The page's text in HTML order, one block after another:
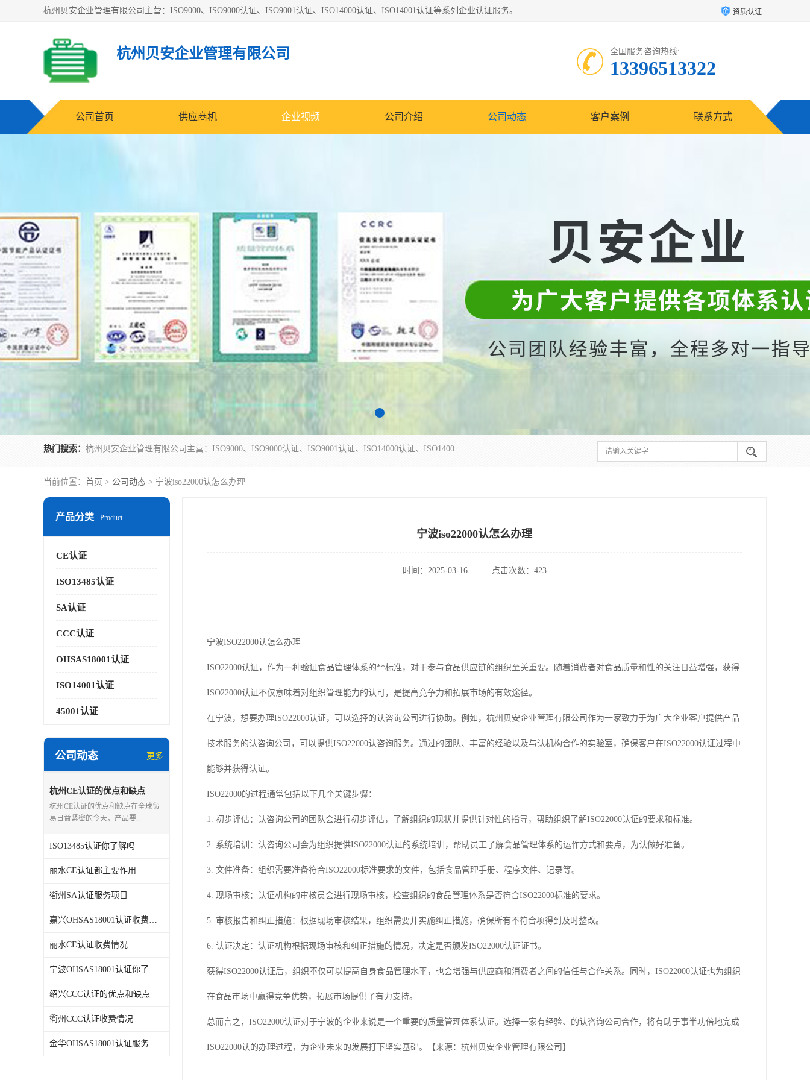
杭州贝安企业管理有限公司主营：ISO9000、ISO9000认证、ISO9001认证、ISO14000认证、ISO14001认证等系列企业认证服务。 资质认证
杭州贝安企业管理有限公司 全国服务咨询热线:
13396513322
公司首页 供应商机 企业视频 公司介绍 公司动态 客户案例 联系方式
热门搜索： 杭州贝安企业管理有限公司主营：ISO9000、ISO9000认证、ISO9001认证、ISO14000认证、ISO14001认证等系列企业认证服务。
当前位置： 首页 > 公司动态 > 宁波iso22000认怎么办理
产品分类 Product
CE认证
ISO13485认证
SA认证
CCC认证
OHSAS18001认证
ISO14001认证
45001认证
公司动态 更多
杭州CE认证的优点和缺点
杭州CE认证的优点和缺点在全球贸
易日益紧密的今天，产品要..
ISO13485认证你了解吗
丽水CE认证都主要作用
衢州SA认证服务项目
嘉兴OHSAS18001认证收费情况
丽水CE认证收费情况
宁波OHSAS18001认证你了解吗
绍兴CCC认证的优点和缺点
衢州CCC认证收费情况
金华OHSAS18001认证服务项目
宁波iso22000认怎么办理
时间：2025-03-16 点击次数：423
宁波ISO22000认怎么办理
ISO22000认证，作为一种验证食品管理体系的**标准，对于参与食品供应链的组织至关重要。随着消费者对食品质量和性的关注日益增强，获得
ISO22000认证不仅意味着对组织管理能力的认可，是提高竞争力和拓展市场的有效途径。
在宁波，想要办理ISO22000认证，可以选择的认咨询公司进行协助。例如，杭州贝安企业管理有限公司作为一家致力于为广大企业客户提供产品
技术服务的认咨询公司，可以提供ISO22000认咨询服务。通过的团队、丰富的经验以及与认机构合作的实验室，确保客户在ISO22000认证过程中
能够并获得认证。
ISO22000的过程通常包括以下几个关键步骤：
1. 初步评估：认咨询公司的团队会进行初步评估，了解组织的现状并提供针对性的指导，帮助组织了解ISO22000认证的要求和标准。
2. 系统培训：认咨询公司会为组织提供ISO22000认证的系统培训，帮助员工了解食品管理体系的运作方式和要点，为认做好准备。
3. 文件准备：组织需要准备符合ISO22000标准要求的文件，包括食品管理手册、程序文件、记录等。
4. 现场审核：认证机构的审核员会进行现场审核，检查组织的食品管理体系是否符合ISO22000标准的要求。
5. 审核报告和纠正措施：根据现场审核结果，组织需要并实施纠正措施，确保所有不符合项得到及时整改。
6. 认证决定：认证机构根据现场审核和纠正措施的情况，决定是否颁发ISO22000认证证书。
获得ISO22000认证后，组织不仅可以提高自身食品管理水平，也会增强与供应商和消费者之间的信任与合作关系。同时，ISO22000认证也为组织
在食品市场中赢得竞争优势，拓展市场提供了有力支持。
总而言之，ISO22000认证对于宁波的企业来说是一个重要的质量管理体系认证。选择一家有经验、的认咨询公司合作，将有助于事半功倍地完成
ISO22000认的办理过程，为企业未来的发展打下坚实基础。【来源：杭州贝安企业管理有限公司】